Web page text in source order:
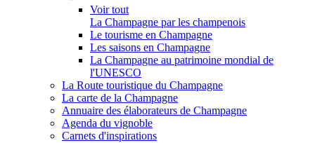
Voir tout
La Champagne par les champenois
Le tourisme en Champagne
Les saisons en Champagne
La Champagne au patrimoine mondial de
l'UNESCO
La Route touristique du Champagne
La carte de la Champagne
Annuaire des élaborateurs de Champagne
Agenda du vignoble
Carnets d'inspirations